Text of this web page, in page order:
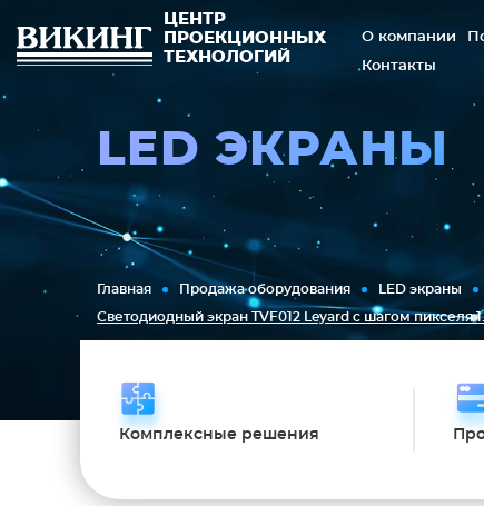
ЦЕНТР
ПРОЕКЦИОННЫХ
ТЕХНОЛОГИЙ
О компании
Контакты
LED ЭКРАНЫ
Главная Продажа оборудования LED экраны
Светодиодный экран TVF012 Leyard с шагом пикселя
Комплексные решения